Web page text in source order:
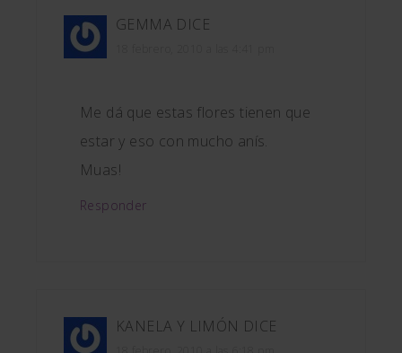
GEMMA DICE
Me dá que estas flores tienen que
estar y eso con mucho anís.
Muas!
Responder
KANELA Y LIMÓN DICE